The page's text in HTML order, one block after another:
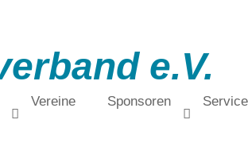
e.V.
Vereine Sponsoren Service